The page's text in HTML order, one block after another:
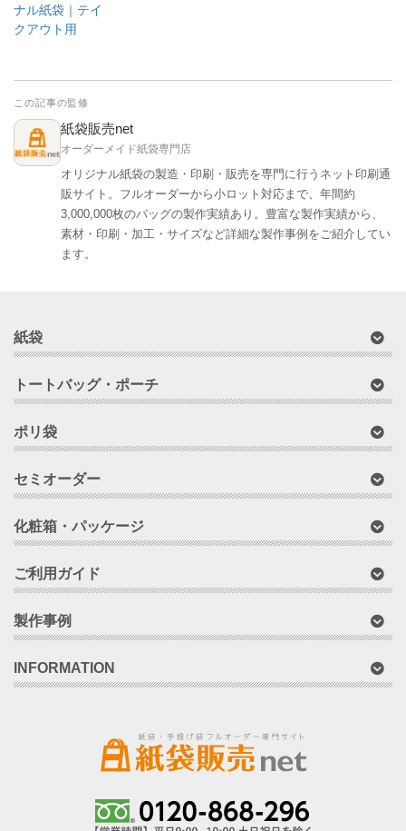
ナル紙袋｜テイ
クアウト用
この記事の監修
紙袋販売net
オーダーメイド紙袋専門店
オリジナル紙袋の製造・印刷・販売を専門に行うネット印刷通
販サイト。フルオーダーから小ロット対応まで、年間約
3,000,000枚のバッグの製作実績あり。豊富な製作実績から、
素材・印刷・加工・サイズなど詳細な製作事例をご紹介してい
ます。
紙袋
トートバッグ・ポーチ
ポリ袋
セミオーダー
化粧箱・パッケージ
ご利用ガイド
製作事例
INFORMATION